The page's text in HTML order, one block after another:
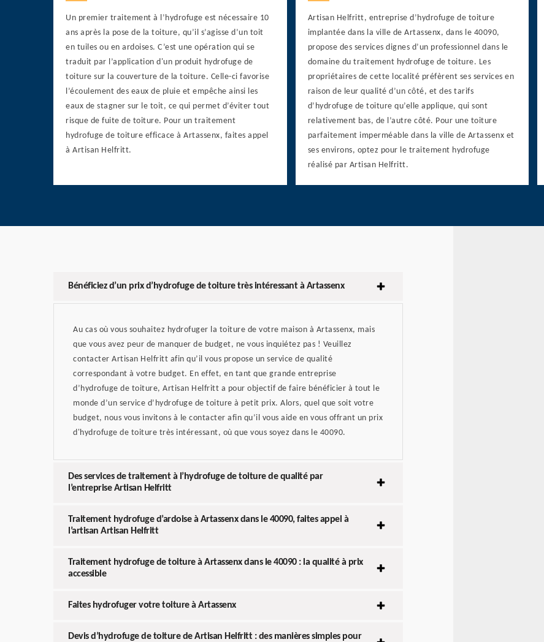
Un premier traitement à l’hydrofuge est nécessaire 10
ans après la pose de la toiture, qu’il s’agisse d’un toit
en tuiles ou en ardoises. C’est une opération qui se
traduit par l’application d'un produit hydrofuge de
toiture sur la couverture de la toiture. Celle-ci favorise
l’écoulement des eaux de pluie et empêche ainsi les
eaux de stagner sur le toit, ce qui permet d’éviter tout
risque de fuite de toiture. Pour un traitement
hydrofuge de toiture efficace à Artassenx, faites appel
à Artisan Helfritt.
Artisan Helfritt, entreprise d’hydrofuge de toiture
implantée dans la ville de Artassenx, dans le 40090,
propose des services dignes d’un professionnel dans le
domaine du traitement hydrofuge de toiture. Les
propriétaires de cette localité préfèrent ses services en
raison de leur qualité d’un côté, et des tarifs
d’hydrofuge de toiture qu’elle applique, qui sont
relativement bas, de l’autre côté. Pour une toiture
parfaitement imperméable dans la ville de Artassenx et
ses environs, optez pour le traitement hydrofuge
réalisé par Artisan Helfritt.
Bénéficiez d’un prix d’hydrofuge de toiture très intéressant à Artassenx
Au cas où vous souhaitez hydrofuger la toiture de votre maison à Artassenx, mais
que vous avez peur de manquer de budget, ne vous inquiétez pas ! Veuillez
contacter Artisan Helfritt afin qu’il vous propose un service de qualité
correspondant à votre budget. En effet, en tant que grande entreprise
d’hydrofuge de toiture, Artisan Helfritt a pour objectif de faire bénéficier à tout le
monde d’un service d’hydrofuge de toiture à petit prix. Alors, quel que soit votre
budget, nous vous invitons à le contacter afin qu’il vous aide en vous offrant un prix
d'hydrofuge de toiture très intéressant, où que vous soyez dans le 40090.
Des services de traitement à l’hydrofuge de toiture de qualité par
l’entreprise Artisan Helfritt
Traitement hydrofuge d’ardoise à Artassenx dans le 40090, faites appel à
l’artisan Artisan Helfritt
Traitement hydrofuge de toiture à Artassenx dans le 40090 : la qualité à prix
accessible
Faites hydrofuger votre toiture à Artassenx
Devis d’hydrofuge de toiture de Artisan Helfritt : des manières simples pour